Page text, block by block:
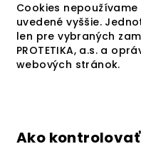
Cookies
uvedené vyššie.
len pre vybraných
PROTETIKA, a.s. a
webových stránok.
Ako